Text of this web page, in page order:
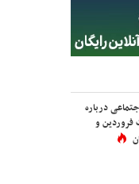
درباره
فروردین و